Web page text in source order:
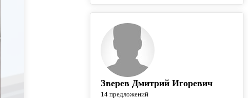
Зверев Дмитрий Игоревич
14 предложений